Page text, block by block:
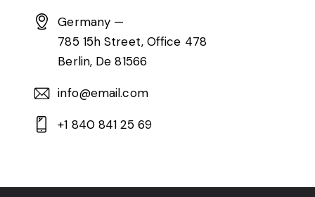
Germany —
785 15h Street, Office 478
Berlin, De 81566
info@email.com
+1 840 841 25 69